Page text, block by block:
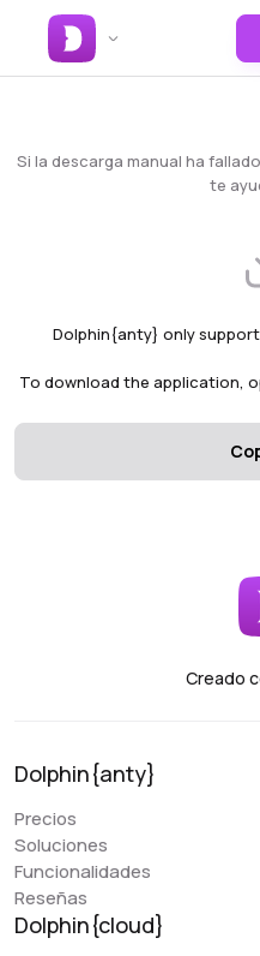
Si la descarga manual ha
te
Dolphin{anty} only
To download the application,
Creado
Dolphin{anty}
Precios
Soluciones
Funcionalidades
Reseñas
Dolphin{cloud}